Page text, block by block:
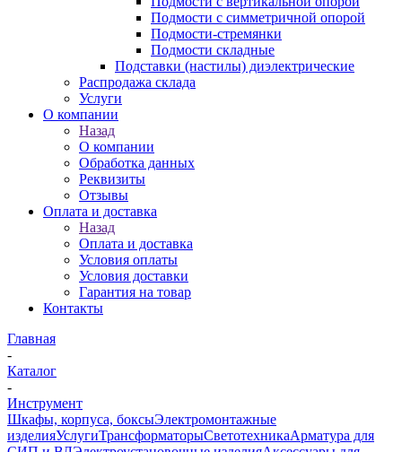
Подмости с симметричной опорой
Подмости-стремянки
Подмости складные
Подставки (настилы) диэлектрические
Распродажа склада
Услуги
О компании
Назад
О компании
Обработка данных
Реквизиты
Отзывы
Оплата и доставка
Назад
Оплата и доставка
Условия оплаты
Условия доставки
Гарантия на товар
Контакты
Главная
-
Каталог
-
Инструмент
Шкафы, корпуса, боксыЭлектромонтажные
изделияУслугиТрансформаторыСветотехникаАрматура для